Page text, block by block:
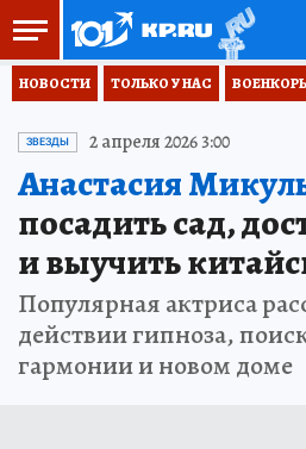
НОВОСТИ ТОЛЬКО У НАС
ЗВЕЗДЫ 2 апреля 2026 3:00
Анастасия
посадить сад,
и выучить
Популярная актриса
действии гипноза,
гармонии и новом доме